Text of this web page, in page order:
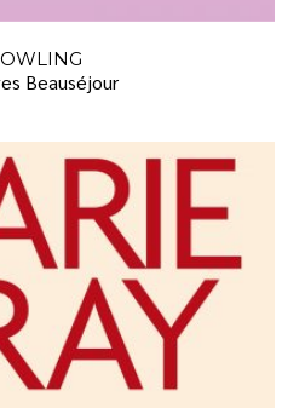
Beauséjour